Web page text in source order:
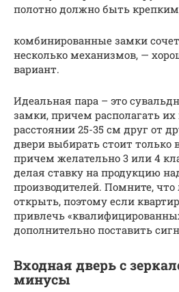
полотно должно быть
комбинированные замки
несколько механизмов, —
вариант.
Идеальная пара – это
замки, причем располагать
расстоянии 25-35 см друг от
двери выбирать стоит только
причем желательно 3 или 4
делая ставку на продукцию
производителей. Помните,
открыть, поэтому если
привлечь
дополнительно поставить
Входная дверь с
минусы